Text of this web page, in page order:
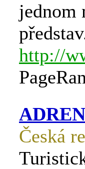
jednom
http://
Česká